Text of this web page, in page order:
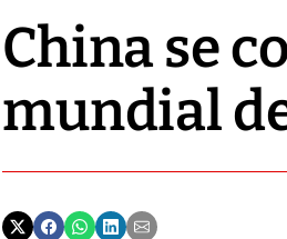
China se
mundial